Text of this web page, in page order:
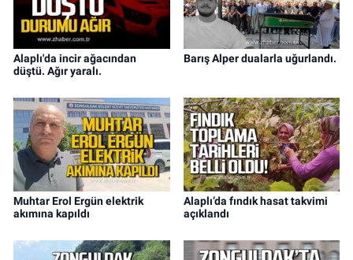
Alaplı'da incir ağacından
düştü. Ağır yaralı.
Barış Alper dualarla uğurlandı.
Muhtar Erol Ergün elektrik
akımına kapıldı
Alaplı’da fındık hasat takvimi
açıklandı